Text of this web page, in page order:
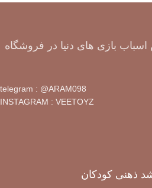
اسباب بازی های دنیا در فروشگاه
telegram : @ARAM098
INSTAGRAM : VEETOYZ
ذهنی کودکان